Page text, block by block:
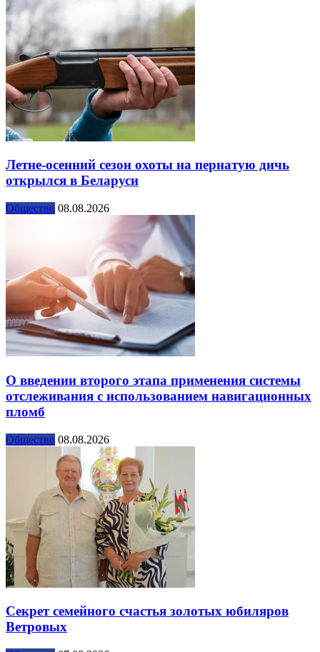
Летне-осенний сезон охоты на пернатую дичь
открылся в Беларуси
Общество 08.08.2026
О введении второго этапа применения системы
отслеживания с использованием навигационных
пломб
Общество 08.08.2026
Секрет семейного счастья золотых юбиляров
Ветровых